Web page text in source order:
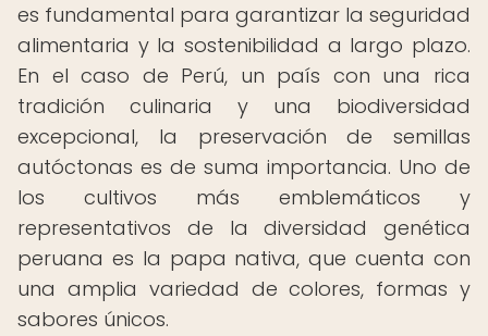
es fundamental para garantizar la seguridad
alimentaria y la sostenibilidad a largo plazo.
En el caso de Perú, un país con una rica
tradición culinaria y una biodiversidad
excepcional, la preservación de semillas
autóctonas es de suma importancia. Uno de
los cultivos más emblemáticos y
representativos de la diversidad genética
peruana es la papa nativa, que cuenta con
una amplia variedad de colores, formas y
sabores únicos.